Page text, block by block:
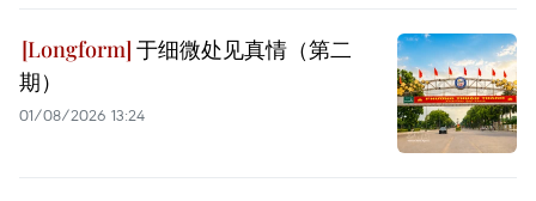
于细微处见真情（第二
期）
01/08/2026 13:24